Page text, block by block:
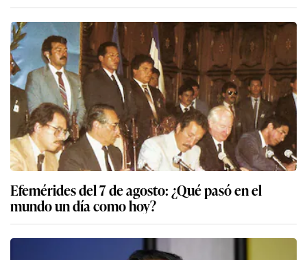
Efemérides del 7 de agosto: ¿Qué pasó en el
mundo un día como hoy?